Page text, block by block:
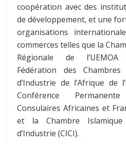
coopération avec des
de développement, et une
organisations
commerces telles que la
Régionale de l’UEMOA
Fédération des
d’Industrie de l’Afrique de
Conférence
Consulaires Africaines et
et la Chambre
d’Industrie (CICI).